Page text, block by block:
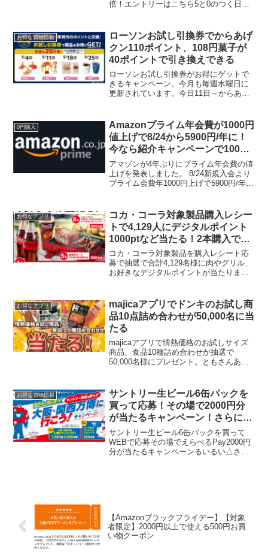
倍！エントリーはこちら5と0のつく日は
ーツおせち【1000円OFFクーポン配...
お得な買物情報
ローソンお試し引換券でからあげ
クン110ポイント、108円菓子が
40ポイントで引き換えできる
ローソンお試し引換券がお得にゲットで
きるキャンペーン。今月も毎週水曜日に
更新されています。今日11日～からあげ
げクン 各種ローソン標準価格 各216...
0円購入
Amazonプライム年会費が1000円
値上げで8/24から5900円/年に！
今なら紹介キャンペーンで1000
ポイントもらえる
アマゾンが4年ぶりにプライム年会費の値
上げを発表しました。 8/24新規入会より
プライム会費年1000円上げで5900円/年に
費: 500円 (税込) → 60...
お得なアプリ
コカ・コーラ対象製品購入レシー
トで4,129人にデジタルポイント
1000ptなど当たる！2本購入でマ
クドナルド無料クーポン必ずもら
える併用可能♪
コカ・コーラ対象製品を購入レシート応
募で抽選で合計4,129名様に肉やグリル、
お好きなデジタルポイントが当たりま
ます。シール1枚デジタルポイント1,000
ポイント ...
お得なアプリ
majicaアプリでドンキのお試し商
品10点詰め合わせが50,000名に当
たる
majicaアプリで情熱価格のお試しサイズ
商品、食品10種詰め合わせが抽選で
50,000名様にプレゼント。ともさんあり
期間中に500円以上お買い物するだけ。応
募期間 7...
お得な買物情報
サントリー生ビール6缶パックを
買って応募！その場で2000円分
が当たるキャンペーン！さらに大
阪・関西万博入場ペアチケットが
1000組に当たる！
サントリー生ビール6缶パックを買って
WEBで応募その場でえらべるPay2000円
分が当たるキャンペーンるいるい△さん
【Amazonブラックフライデー】【対象
者限定】2000円以上で使える500円お買
い物クーポン